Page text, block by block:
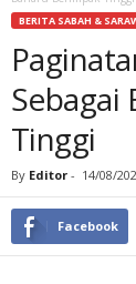
BERITA SABAH &
Sebagai
Tinggi
By Editor - 14/08/
Facebook